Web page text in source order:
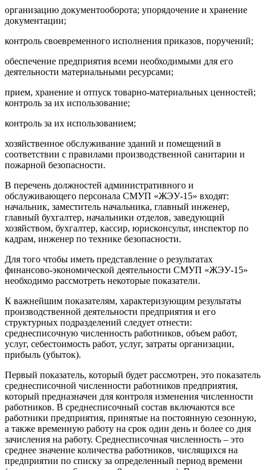
организацию документооборота; упорядочение и хранение
документации;
контроль своевременного исполнения приказов, поручений;
обеспечение предприятия всеми необходимыми для его
деятельности материальными ресурсами;
прием, хранение и отпуск товарно-материальных ценностей;
контроль за их использование;
контроль за их использованием;
хозяйственное обслуживание зданий и помещений в
соответствии с правилами производственной санитарии и
пожарной безопасности.
В перечень должностей административного и
обслуживающего персонала СМУП «ЖЭУ-15» входят:
начальник, заместитель начальника, главный инженер,
главный бухгалтер, начальники отделов, заведующий
хозяйством, бухгалтер, кассир, юрисконсульт, инспектор по
кадрам, инженер по технике безопасности.
Для того чтобы иметь представление о результатах
финансово-экономической деятельности СМУП «ЖЭУ-15»
необходимо рассмотреть некоторые показатели.
К важнейшим показателям, характеризующим результаты
производственной деятельности предприятия и его
структурных подразделений следует отнести:
среднесписочную численность работников, объем работ,
услуг, себестоимость работ, услуг, затраты организации,
прибыль (убыток).
Первый показатель, который будет рассмотрен, это показатель
среднесписочной численности работников предприятия,
который предназначен для контроля изменения численности
работников. В среднесписочный состав включаются все
работники предприятия, принятые на постоянную сезонную,
а также временную работу на срок один день и более со дня
зачисления на работу. Среднесписочная численность – это
среднее значение количества работников, числящихся на
предприятии по списку за определенный период времени